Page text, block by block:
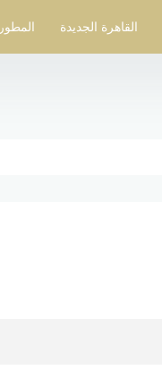
القاهرة الجديدة